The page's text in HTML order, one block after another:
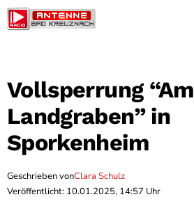
Vollsperrung “Am
Landgraben” in
Sporkenheim
Geschrieben vonClara Schulz
Veröffentlicht: 10.01.2025, 14:57 Uhr